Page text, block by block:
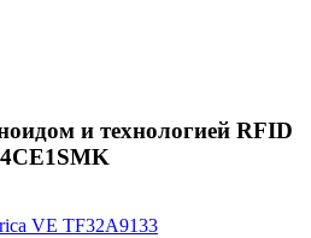
и технологией RFID